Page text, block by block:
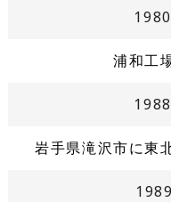
浦和工
岩手県滝沢市に東